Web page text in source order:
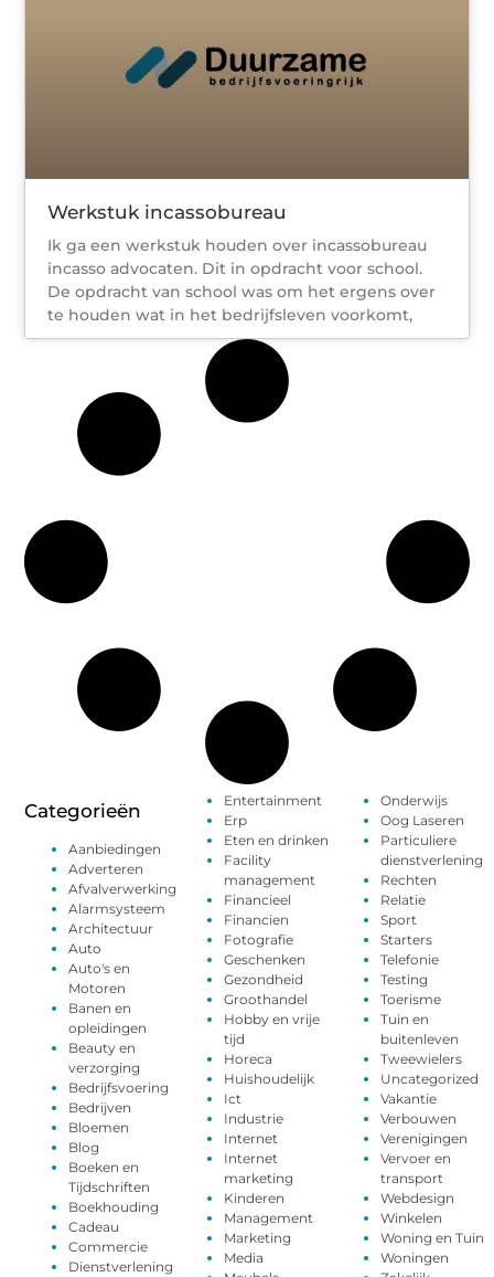
Werkstuk incassobureau
Ik ga een werkstuk houden over incassobureau
incasso advocaten. Dit in opdracht voor school.
De opdracht van school was om het ergens over
te houden wat in het bedrijfsleven voorkomt,
Categorieën
Aanbiedingen
Adverteren
Afvalverwerking
Alarmsysteem
Architectuur
Auto
Auto's en
Motoren
Banen en
opleidingen
Beauty en
verzorging
Bedrijfsvoering
Bedrijven
Bloemen
Blog
Boeken en
Tijdschriften
Boekhouding
Cadeau
Commercie
Dienstverlening
Entertainment
Erp
Eten en drinken
Facility
management
Financieel
Financien
Fotografie
Geschenken
Gezondheid
Groothandel
Hobby en vrije
tijd
Horeca
Huishoudelijk
Ict
Industrie
Internet
Internet
marketing
Kinderen
Management
Marketing
Media
Onderwijs
Oog Laseren
Particuliere
dienstverlening
Rechten
Relatie
Sport
Starters
Telefonie
Testing
Toerisme
Tuin en
buitenleven
Tweewielers
Uncategorized
Vakantie
Verbouwen
Verenigingen
Vervoer en
transport
Webdesign
Winkelen
Woning en Tuin
Woningen